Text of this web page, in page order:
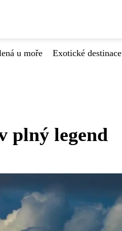
u moře Exotické destinace
plný legend